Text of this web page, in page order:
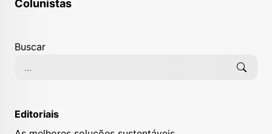
Colunistas
Buscar
Editoriais